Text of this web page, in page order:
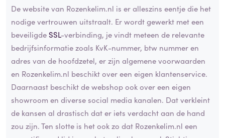
De website van Rozenkelim.nl is er alleszins eentje die het
nodige vertrouwen uitstraalt. Er wordt gewerkt met een
beveiligdeSSL-verbinding, je vindt meteen de relevante
bedrijfsinformatie zoals KvK-nummer, btw nummer en
adres van de hoofdzetel, er zijn algemene voorwaarden
en Rozenkelim.nl beschikt over een eigen klantenservice.
Daarnaast beschikt de webshop ook over een eigen
showroom en diverse social media kanalen. Dat verkleint
de kansen al drastisch dat er iets verdacht aan de hand
zou zijn. Ten slotte is het ook zo dat Rozenkelim.nl een